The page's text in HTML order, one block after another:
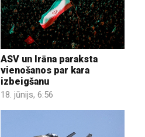
ASV un Irāna paraksta
vienošanos par kara
izbeigšanu
18. jūnijs, 6:56